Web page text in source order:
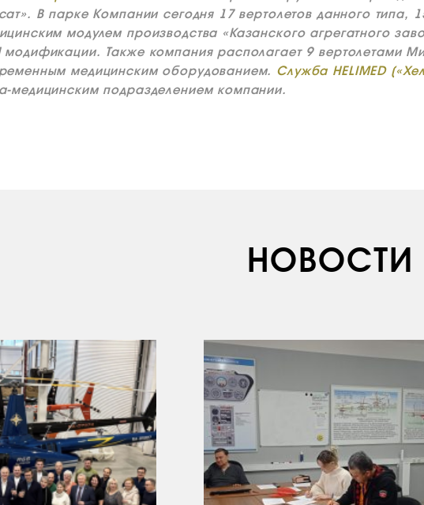
В парке Компании сегодня 17 вертолетов данного
модулем производства «Казанского агрегатного
модификации. Также компания располагает 9 вертолетами
медицинским оборудованием. Служба HELIMED
медицинским подразделением компании.
НОВОСТИ